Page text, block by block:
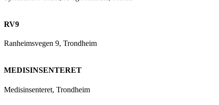
RV9
Ranheimsvegen 9, Trondheim
MEDISINSENTERET
Medisinsenteret, Trondheim